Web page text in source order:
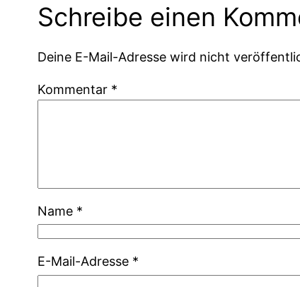
Schreibe einen
Deine E-Mail-Adresse wird nicht
Kommentar *
Name *
E-Mail-Adresse *